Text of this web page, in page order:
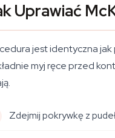
Uprawiać
jest identyczna jak
myj ręce przed
Zdejmij pokrywkę z